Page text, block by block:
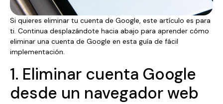
Si quieres eliminar tu cuenta de Google, este artículo es para
ti. Continua desplazándote hacia abajo para aprender cómo
eliminar una cuenta de Google en esta guía de fácil
implementación.
1. Eliminar cuenta Google
desde un navegador web